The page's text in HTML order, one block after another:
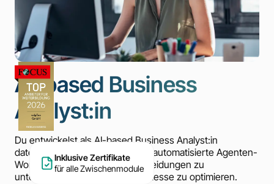
Inklusive Zertifikate
für alle Zwischenmodule
AI-based Business
Analyst:in
Du entwickelst als AI-based Business Analyst:in
datengetriebene Strategien und automatisierte Agenten-
Workflows, um fundierte Entscheidungen zu
unterstützen und Geschäftsprozesse zu optimieren.